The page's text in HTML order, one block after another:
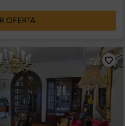
OFERTA